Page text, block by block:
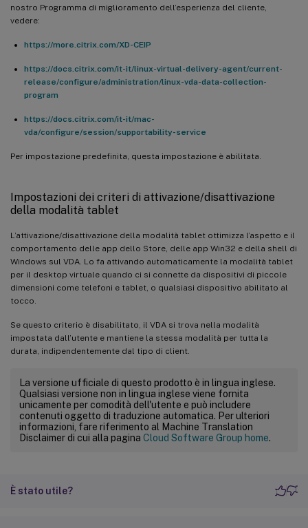
nostro Programma di miglioramento dell’esperienza del cliente,
vedere:
https://more.citrix.com/XD-CEIP
https://docs.citrix.com/it-it/linux-virtual-delivery-agent/current-
release/configure/administration/linux-vda-data-collection-
program
https://docs.citrix.com/it-it/mac-
vda/configure/session/supportability-service
Per impostazione predefinita, questa impostazione è abilitata.
Impostazioni dei criteri di attivazione/disattivazione
della modalità tablet
L’attivazione/disattivazione della modalità tablet ottimizza l’aspetto e il
comportamento delle app dello Store, delle app Win32 e della shell di
Windows sul VDA. Lo fa attivando automaticamente la modalità tablet
per il desktop virtuale quando ci si connette da dispositivi di piccole
dimensioni come telefoni e tablet, o qualsiasi dispositivo abilitato al
tocco.
Se questo criterio è disabilitato, il VDA si trova nella modalità
impostata dall’utente e mantiene la stessa modalità per tutta la
durata, indipendentemente dal tipo di client.
La versione ufficiale di questo prodotto è in lingua inglese.
Qualsiasi versione non in lingua inglese viene fornita
unicamente per comodità dell'utente e può includere
contenuti oggetto di traduzione automatica. Per ulteriori
informazioni, fare riferimento al Machine Translation
Disclaimer di cui alla pagina Cloud Software Group home.
È stato utile?